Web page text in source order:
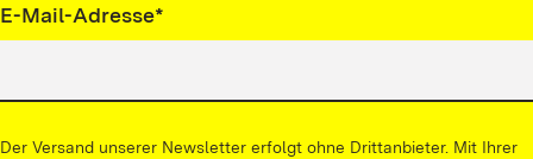
Pflichtfeld
E-Mail-Adresse*
Der Versand unserer Newsletter erfolgt ohne Drittanbieter. Mit Ihrer